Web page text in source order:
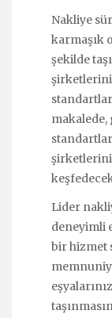
Nakliye
karmaşık
şekilde
Lider
deneyimli
bir hizmet